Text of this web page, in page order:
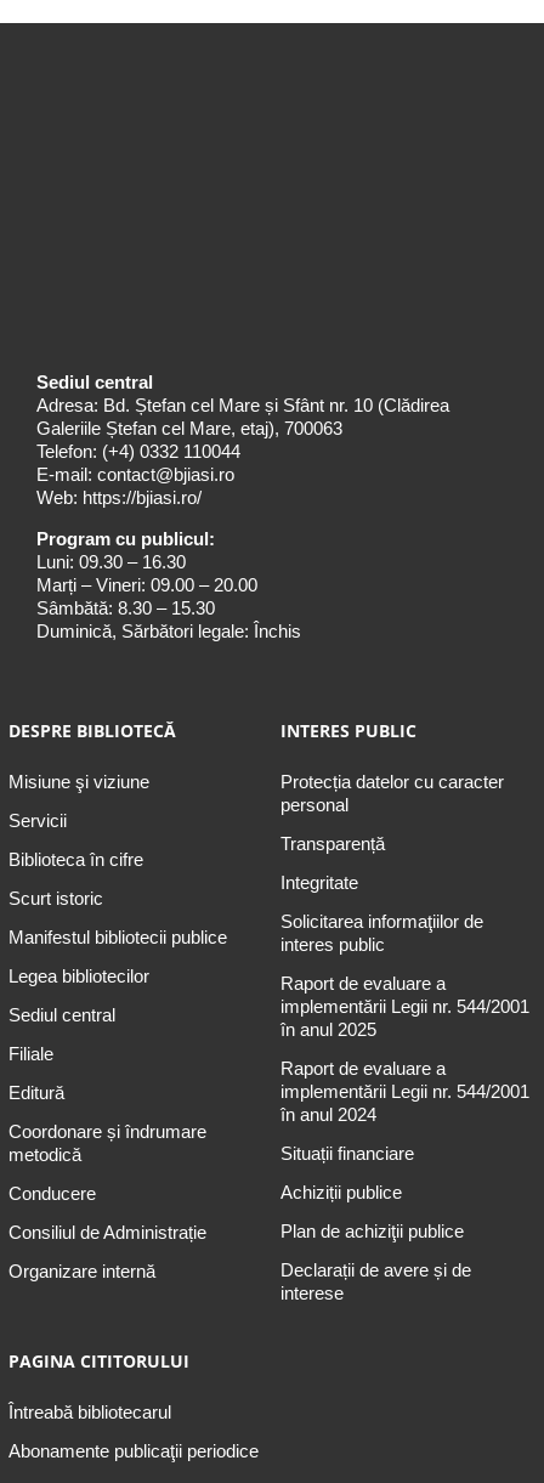
Sediul central
Adresa: Bd. Ștefan cel Mare și Sfânt nr. 10 (Clădirea
Galeriile Ștefan cel Mare, etaj), 700063
Telefon: (+4) 0332 110044
E-mail: contact@bjiasi.ro
Web: https://bjiasi.ro/
Program cu publicul:
Luni: 09.30 – 16.30
Marți – Vineri: 09.00 – 20.00
Sâmbătă: 8.30 – 15.30
Duminică, Sărbători legale: Închis
DESPRE BIBLIOTECĂ
Misiune şi viziune
Servicii
Biblioteca în cifre
Scurt istoric
Manifestul bibliotecii publice
Legea bibliotecilor
Sediul central
Filiale
Editură
Coordonare și îndrumare
metodică
Conducere
Consiliul de Administrație
Organizare internă
INTERES PUBLIC
Protecția datelor cu caracter
personal
Transparență
Integritate
Solicitarea informaţiilor de
interes public
Raport de evaluare a
implementării Legii nr. 544/2001
în anul 2025
Raport de evaluare a
implementării Legii nr. 544/2001
în anul 2024
Situații financiare
Achiziții publice
Plan de achiziţii publice
Declarații de avere și de
interese
PAGINA CITITORULUI
Întreabă bibliotecarul
Abonamente publicaţii periodice